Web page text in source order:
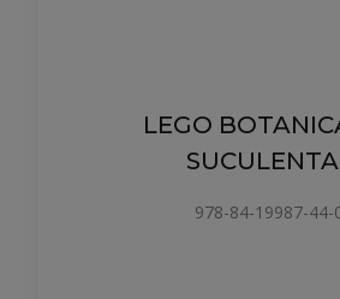
LEGO
978-84-19987-44-